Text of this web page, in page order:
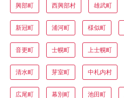
興部町 西興部村 雄武町
新冠町 浦河町 様似町
音更町 士幌町 上士幌町
清水町 芽室町 中札内村
広尾町 幕別町 池田町